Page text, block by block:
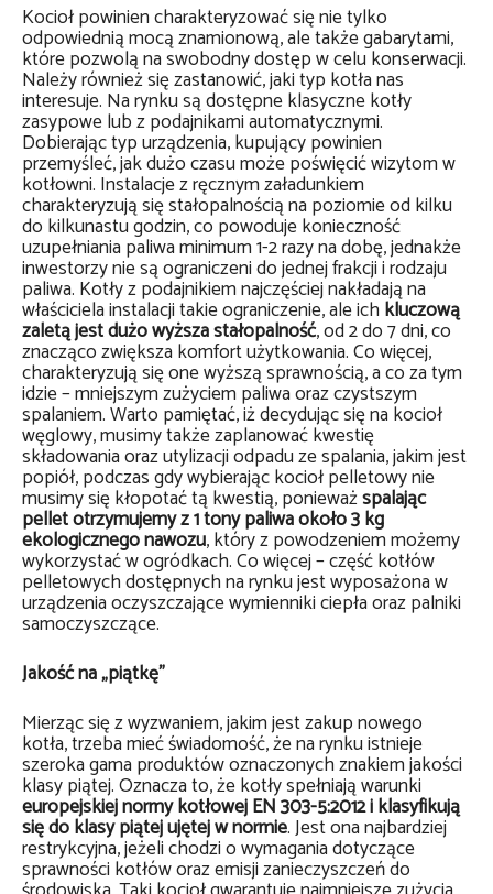
Kocioł powinien charakteryzować się nie tylko
odpowiednią mocą znamionową, ale także gabarytami,
które pozwolą na swobodny dostęp w celu konserwacji.
Należy również się zastanowić, jaki typ kotła nas
interesuje. Na rynku są dostępne klasyczne kotły
zasypowe lub z podajnikami automatycznymi.
Dobierając typ urządzenia, kupujący powinien
przemyśleć, jak dużo czasu może poświęcić wizytom w
kotłowni. Instalacje z ręcznym załadunkiem
charakteryzują się stałopalnością na poziomie od kilku
do kilkunastu godzin, co powoduje konieczność
uzupełniania paliwa minimum 1-2 razy na dobę, jednakże
inwestorzy nie są ograniczeni do jednej frakcji i rodzaju
paliwa. Kotły z podajnikiem najczęściej nakładają na
właściciela instalacji takie ograniczenie, ale ichkluczową
zaletą jest dużo wyższa stałopalność, od 2 do 7 dni, co
znacząco zwiększa komfort użytkowania. Co więcej,
charakteryzują się one wyższą sprawnością, a co za tym
idzie – mniejszym zużyciem paliwa oraz czystszym
spalaniem. Warto pamiętać, iż decydując się na kocioł
węglowy, musimy także zaplanować kwestię
składowania oraz utylizacji odpadu ze spalania, jakim jest
popiół, podczas gdy wybierając kocioł pelletowy nie
musimy się kłopotać tą kwestią, ponieważspalając
pellet otrzymujemy z 1 tony paliwa około 3 kg
ekologicznego nawozu, który z powodzeniem możemy
wykorzystać w ogródkach. Co więcej – część kotłów
pelletowych dostępnych na rynku jest wyposażona w
urządzenia oczyszczające wymienniki ciepła oraz palniki
samoczyszczące.
Jakość na „piątkę”
Mierząc się z wyzwaniem, jakim jest zakup nowego
kotła, trzeba mieć świadomość, że na rynku istnieje
szeroka gama produktów oznaczonych znakiem jakości
klasy piątej. Oznacza to, że kotły spełniają warunki
europejskiej normy kotłowej EN 303-5:2012 i klasyfikują
się do klasy piątej ujętej w normie. Jest ona najbardziej
restrykcyjna, jeżeli chodzi o wymagania dotyczące
sprawności kotłów oraz emisji zanieczyszczeń do